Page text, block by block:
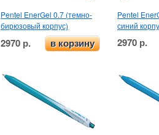
Pentel EnerGel 0.7 (темно-
бирюзовый корпус)
2970 р. в корзину
Pentel
синий
2970 р.